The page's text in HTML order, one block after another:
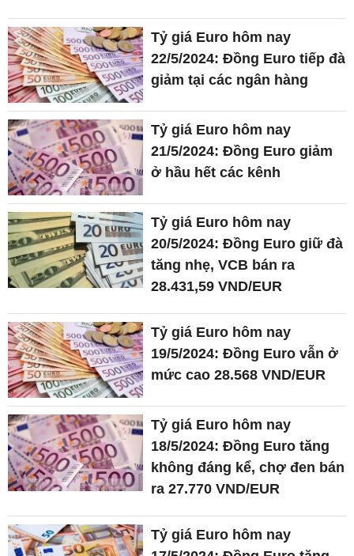
Tỷ giá Euro hôm nay
22/5/2024: Đồng Euro tiếp đà
giảm tại các ngân hàng
Tỷ giá Euro hôm nay
21/5/2024: Đồng Euro giảm
ở hầu hết các kênh
Tỷ giá Euro hôm nay
20/5/2024: Đồng Euro giữ đà
tăng nhẹ, VCB bán ra
28.431,59 VND/EUR
Tỷ giá Euro hôm nay
19/5/2024: Đồng Euro vẫn ở
mức cao 28.568 VND/EUR
Tỷ giá Euro hôm nay
18/5/2024: Đồng Euro tăng
không đáng kể, chợ đen bán
ra 27.770 VND/EUR
Tỷ giá Euro hôm nay